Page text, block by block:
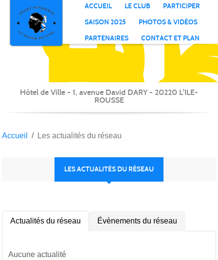
ACCUEIL LE CLUB
PARTICIPER
SAISON 2025
PHOTOS & VIDÉOS
PARTENAIRES
CONTACT ET PLAN
Hôtel de Ville - 1, avenue David DARY - 20220 L'ILE-
ROUSSE
Accueil Les actualités du réseau
LES ACTUALITÉS DU RÉSEAU
Actualités du réseau Évènements du réseau
Aucune actualité
Panneau de gestion des cookies